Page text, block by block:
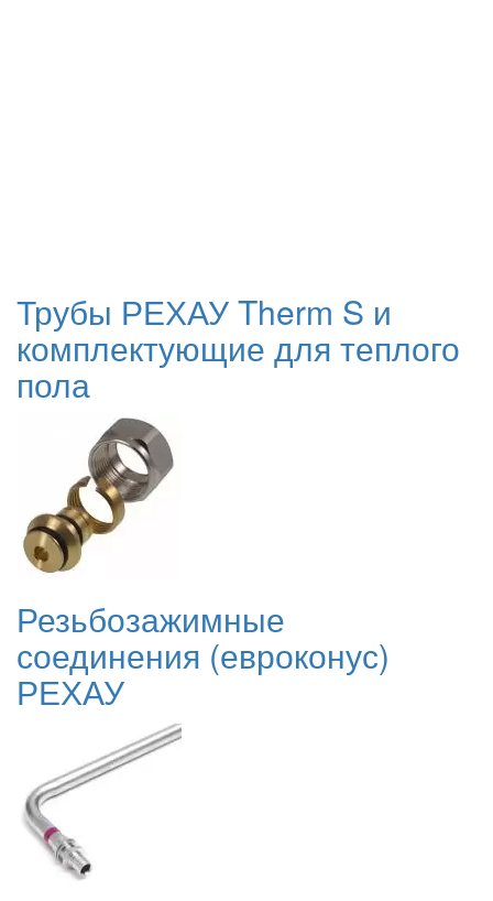
Трубы РЕХАУ Therm S и
комплектующие для теплого
пола
Резьбозажимные
соединения (евроконус)
РЕХАУ